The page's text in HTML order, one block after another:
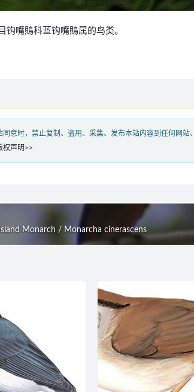
钩嘴鵙科蓝钩嘴鵙属的鸟类。
意时，禁止复制、盗用、采集、发布本站内容到任何网站
权声明>>
Monarch / Monarcha cinerascens